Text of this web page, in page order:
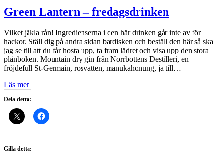
Green Lantern – fredagsdrinken
Vilket jäkla rån! Ingredienserna i den här drinken går inte av för
hackor. Ställ dig på andra sidan bardisken och beställ den här så ska
jag se till att du får hosta upp, ta fram lädret och visa upp den stora
plånboken. Mountain dry gin från Norrbottens Destilleri, en
fröjdefull St-Germain, rosvatten, manukahonung, ja till…
Läs mer
Dela detta:
Gilla detta: